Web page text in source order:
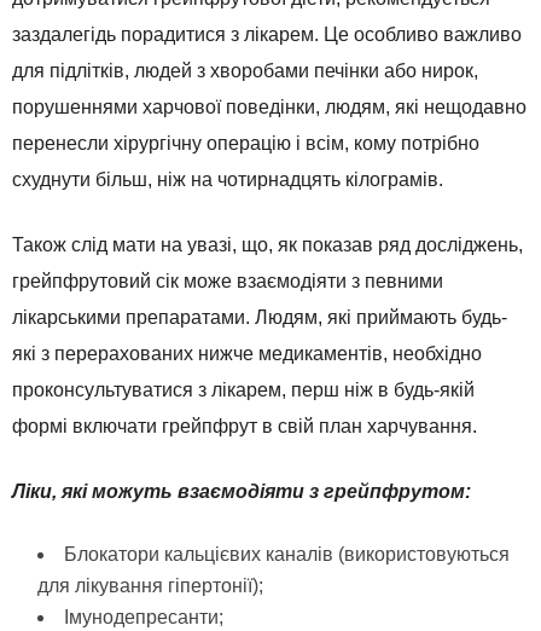
заздалегідь порадитися з лікарем. Це особливо важливо
для підлітків, людей з хворобами печінки або нирок,
порушеннями харчової поведінки, людям, які нещодавно
перенесли хірургічну операцію і всім, кому потрібно
схуднути більш, ніж на чотирнадцять кілограмів.
Також слід мати на увазі, що, як показав ряд досліджень,
грейпфрутовий сік може взаємодіяти з певними
лікарськими препаратами. Людям, які приймають будь-
які з перерахованих нижче медикаментів, необхідно
проконсультуватися з лікарем, перш ніж в будь-якій
формі включати грейпфрут в свій план харчування.
Ліки, які можуть взаємодіяти з грейпфрутом:
Блокатори кальцієвих каналів (використовуються
для лікування гіпертонії);
Імунодепресанти;